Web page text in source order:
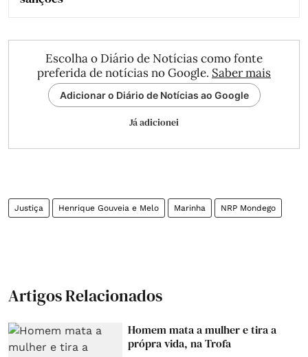
Escolha o Diário de Notícias como fonte
preferida de notícias no Google. Saber mais
Adicionar o Diário de Notícias ao Google
Já adicionei
Justiça Henrique Gouveia e Melo Marinha NRP Mondego
Artigos Relacionados
Homem mata a mulher e tira a
própra vida, na Trofa